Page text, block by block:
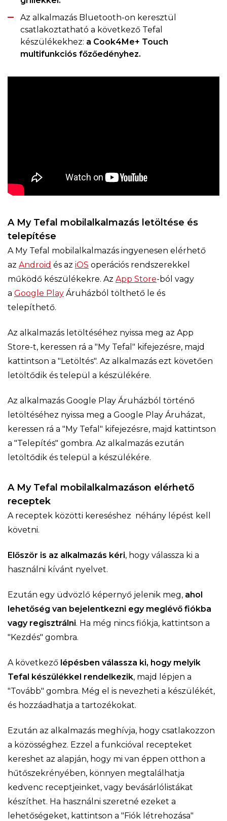
Az alkalmazás Bluetooth-on keresztül
csatlakoztatható a következő Tefal
készülékekhez: a Cook4Me+ Touch
multifunkciós főzőedényhez.
A My Tefal mobilalkalmazás letöltése és
telepítése
A My Tefal mobilalkalmazás ingyenesen elérhető
az Android és az iOS operációs rendszerekkel
működő készülékekre. Az App Store-ból vagy
a Google Play Áruházból tölthető le és
telepíthető.
Az alkalmazás letöltéséhez nyissa meg az App
Store-t, keressen rá a "My Tefal" kifejezésre, majd
kattintson a "Letöltés". Az alkalmazás ezt követően
letöltődik és települ a készülékére.
Az alkalmazás Google Play Áruházból történő
letöltéséhez nyissa meg a Google Play Áruházat,
keressen rá a "My Tefal" kifejezésre, majd kattintson
a "Telepítés" gombra. Az alkalmazás ezután
letöltődik és települ a készülékére.
A My Tefal mobilalkalmazáson elérhető
receptek
A receptek közötti kereséshez néhány lépést kell
követni.
Először is az alkalmazás kéri, hogy válassza ki a
használni kívánt nyelvet.
Ezután egy üdvözlő képernyő jelenik meg, ahol
lehetőség van bejelentkezni egy meglévő fiókba
vagy regisztrálni. Ha még nincs fiókja, kattintson a
"Kezdés" gombra.
A következő lépésben válassza ki, hogy melyik
Tefal készülékkel rendelkezik, majd lépjen a
"Tovább" gombra. Még el is nevezheti a készülékét,
és hozzáadhatja a tartozékokat.
Ezután az alkalmazás meghívja, hogy csatlakozzon
a közösséghez. Ezzel a funkcióval recepteket
kereshet az alapján, hogy mi van éppen otthon a
hűtőszekrényében, könnyen megtalálhatja
kedvenc receptjeinket, vagy bevásárlólistákat
készíthet. Ha használni szeretné ezeket a
lehetőségeket, kattintson a "Fiók létrehozása"